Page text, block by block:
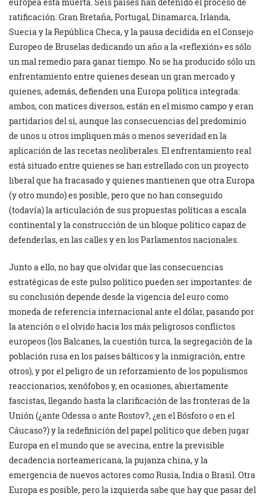
ratificación: Gran Bretaña, Portugal, Dinamarca, Irlanda,
Suecia y la República Checa, y la pausa decidida en el Consejo
Europeo de Bruselas dedicando un año a la «reflexión» es sólo
un mal remedio para ganar tiempo. No se ha producido sólo un
enfrentamiento entre quienes desean un gran mercado y
quienes, además, defienden una Europa política integrada:
ambos, con matices diversos, están en el mismo campo y eran
partidarios del sí, aunque las consecuencias del predominio
de unos u otros impliquen más o menos severidad en la
aplicación de las recetas neoliberales. El enfrentamiento real
está situado entre quienes se han estrellado con un proyecto
liberal que ha fracasado y quienes mantienen que otra Europa
(y otro mundo) es posible, pero que no han conseguido
(todavía) la articulación de sus propuestas políticas a escala
continental y la construcción de un bloque político capaz de
defenderlas, en las calles y en los Parlamentos nacionales.
Junto a ello, no hay que olvidar que las consecuencias
estratégicas de este pulso político pueden ser importantes: de
su conclusión depende desde la vigencia del euro como
moneda de referencia internacional ante el dólar, pasando por
la atención o el olvido hacia los más peligrosos conflictos
europeos (los Balcanes, la cuestión turca, la segregación de la
población rusa en los países bálticos y la inmigración, entre
otros), y por el peligro de un reforzamiento de los populismos
reaccionarios, xenófobos y, en ocasiones, abiertamente
fascistas, llegando hasta la clarificación de las fronteras de la
Unión (¿ante Odessa o ante Rostov?, ¿en el Bósforo o en el
Cáucaso?) y la redefinición del papel político que deben jugar
Europa en el mundo que se avecina, entre la previsible
decadencia norteamericana, la pujanza china, y la
emergencia de nuevos actores como Rusia, India o Brasil. Otra
Europa es posible, pero la izquierda sabe que hay que pasar del